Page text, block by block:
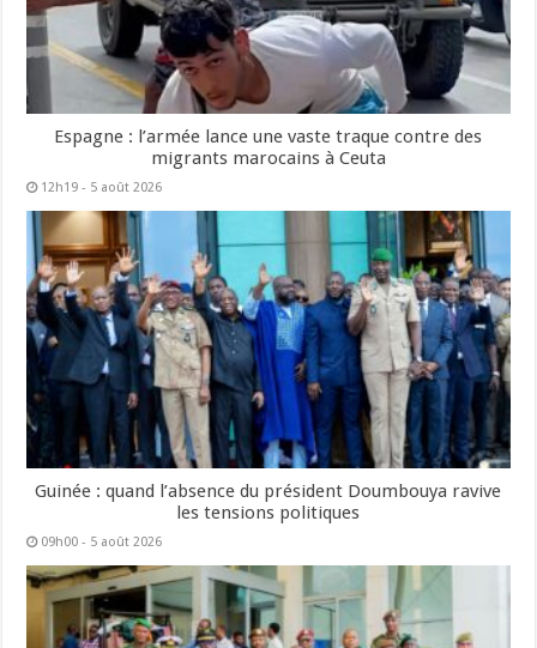
Espagne : l’armée lance une vaste traque contre des
migrants marocains à Ceuta
12h19 - 5 août 2026
Guinée : quand l’absence du président Doumbouya ravive
les tensions politiques
09h00 - 5 août 2026